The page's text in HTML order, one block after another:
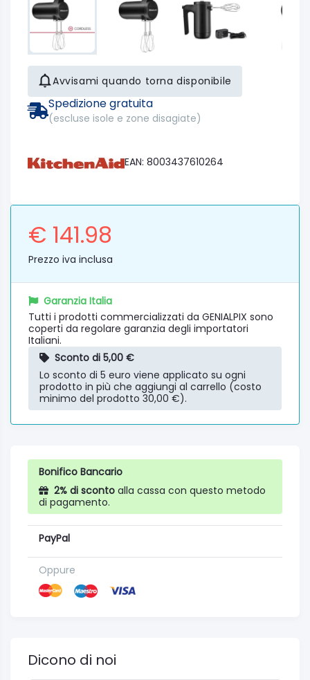
Avvisami quando torna disponibile
Spedizione gratuita
(escluse isole e zone disagiate)
EAN: 8003437610264
€ 141.98
Prezzo iva inclusa
Garanzia Italia
Tutti i prodotti commercializzati da GENIALPIX sono
coperti da regolare garanzia degli importatori
Italiani.
Sconto di 5,00 €
Lo sconto di 5 euro viene applicato su ogni
prodotto in più che aggiungi al carrello (costo
minimo del prodotto 30,00 €).
Bonifico Bancario
2% di sconto alla cassa con questo metodo
di pagamento.
PayPal
Oppure
Dicono di noi